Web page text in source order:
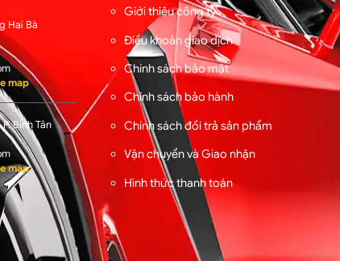
Hai Bà
map
Bình Tân
map
Giới thiệu công ty
Điều khoản giao dịch
Chính sách bảo mật
Chính sách bảo hành
Chính sách đổi trả sản phẩm
Vận chuyển và Giao nhận
Hình thức thanh toán